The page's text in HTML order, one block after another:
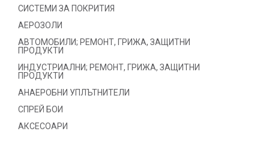
СИСТЕМИ ЗА ПОКРИТИЯ
АЕРОЗОЛИ
АВТОМОБИЛИ; РЕМОНТ, ГРИЖА, ЗАЩИТНИ
ПРОДУКТИ
ИНДУСТРИАЛНИ; РЕМОНТ, ГРИЖА, ЗАЩИТНИ
ПРОДУКТИ
АНАЕРОБНИ УПЛЪТНИТЕЛИ
СПРЕЙ БОИ
АКСЕСОАРИ